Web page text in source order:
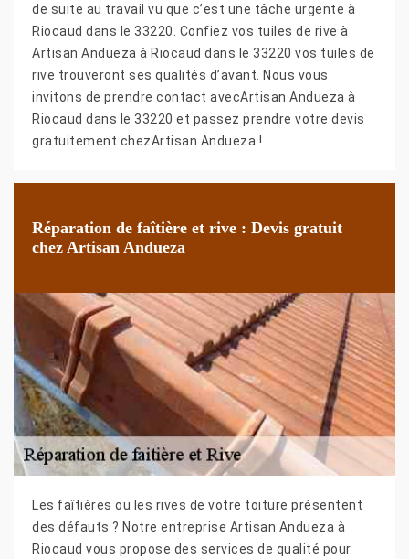
de suite au travail vu que c’est une tâche urgente à
Riocaud dans le 33220. Confiez vos tuiles de rive à
Artisan Andueza à Riocaud dans le 33220 vos tuiles de
rive trouveront ses qualités d’avant. Nous vous
invitons de prendre contact avecArtisan Andueza à
Riocaud dans le 33220 et passez prendre votre devis
gratuitement chezArtisan Andueza !
Réparation de faîtière et rive : Devis gratuit
chez Artisan Andueza
Les faîtières ou les rives de votre toiture présentent
des défauts ? Notre entreprise Artisan Andueza à
Riocaud vous propose des services de qualité pour